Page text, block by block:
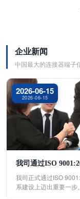
企业新闻
中国最大的连接器端子
2026-06-15
2026-06-15
我司通过ISO
我司正式通过ISO
系建设上迈出重要一步。